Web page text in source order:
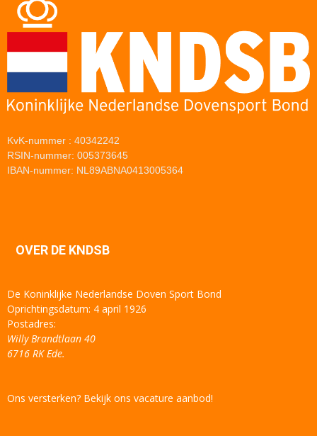
KvK-nummer : 40342242
RSIN-nummer: 005373645
IBAN-nummer: NL89ABNA0413005364
OVER DE KNDSB
De Koninklijke Nederlandse Doven Sport Bond
Oprichtingsdatum: 4 april 1926
Postadres:
Willy Brandtlaan 40
6716 RK Ede.
Ons versterken? Bekijk ons vacature aanbod!